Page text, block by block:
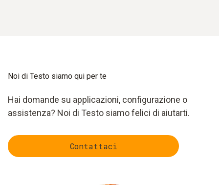
Noi di Testo siamo qui per te
Hai domande su applicazioni, configurazione o
assistenza? Noi di Testo siamo felici di aiutarti.
Contattaci